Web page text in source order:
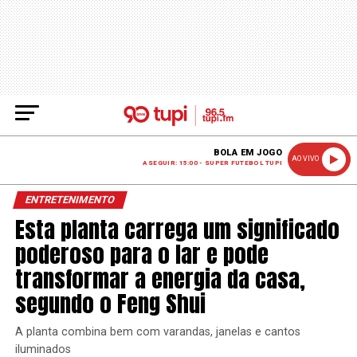
BOLA EM JOGO
A SEGUIR: 15:00 - SUPER FUTEBOL TUPI
AO VIVO
ENTRETENIMENTO
Esta planta carrega um significado
poderoso para o lar e pode
transformar a energia da casa,
segundo o Feng Shui
A planta combina bem com varandas, janelas e cantos
iluminados